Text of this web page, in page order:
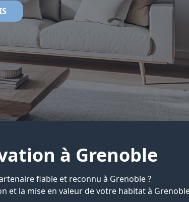
à Grenoble
fiable et reconnu à Grenoble ?
et la mise en valeur de votre habitat à